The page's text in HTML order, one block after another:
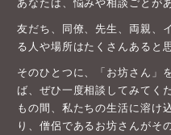
あなたは、悩みや相談ごとが
友だち、同僚、先生、両親、
る人や場所はたくさんあると
そのひとつに、「お坊さん」
ば、ぜひ一度相談してみてく
もの間、私たちの生活に溶け
り、僧侶であるお坊さんがそ